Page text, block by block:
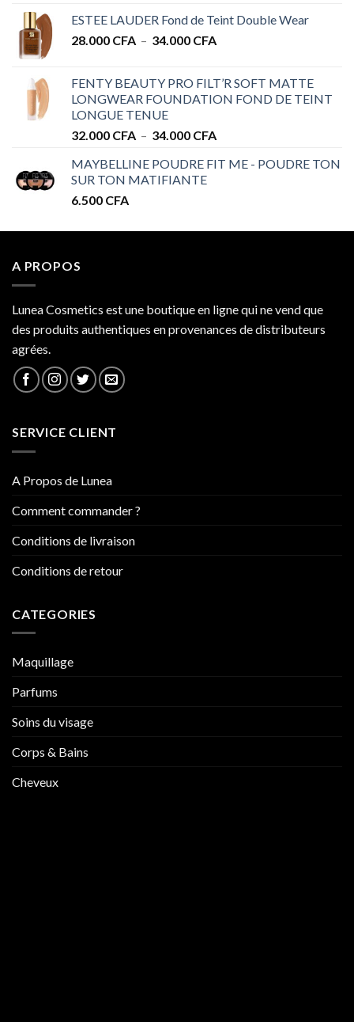
prix :
28.000 CFA
ESTEE LAUDER Fond de Teint Double Wear
28.000 CFA – 34.000 CFAPlage
28.000 CFA
à
FENTY BEAUTY PRO FILT’R SOFT MATTE
LONGWEAR FOUNDATION FOND DE TEINT
LONGUE TENUE
32.000 CFA – 34.000 CFAPlage
prix :
MAYBELLINE POUDRE FIT ME - POUDRE TON
SUR TON MATIFIANTE
6.500 CFA
A PROPOS
Lunea Cosmetics est une boutique en ligne qui ne vend que
des produits authentiques en provenances de distributeurs
agrées.
SERVICE CLIENT
A Propos de Lunea
Comment commander ?
Conditions de livraison
Conditions de retour
CATEGORIES
Maquillage
Parfums
Soins du visage
Corps & Bains
Cheveux